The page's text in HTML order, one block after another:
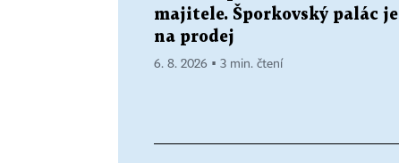
majitele. Šporkovský palác je
na prodej
6. 8. 2026 ▪ 3 min. čtení